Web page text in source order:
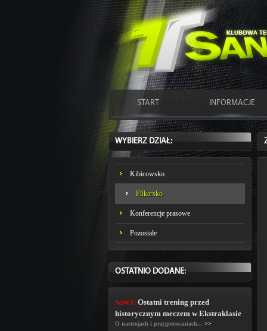
START INFORMACJE
WYBIERZ DZIAŁ:
Kibicowsko
Piłkarsko
Konferencje prasowe
Pozostałe
OSTATNIO DODANE:
NOWY! Ostatni trening przed
historycznym meczem w Ekstraklasie
O nastrojach i przygotowaniach... >>